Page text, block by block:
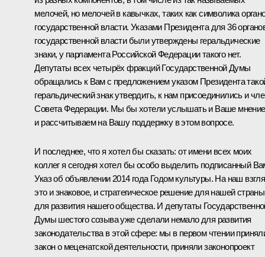
мелочей, но мелочей в кавычках, таких как символика
государственной власти. Указами Президента для 36
государственной власти были утверждены геральдические
знаки, у парламента Российской Федерации такого нет.
Депутаты всех четырёх фракций Государственной Думы
обращались к Вам с предложением указом Президента
геральдический знак утвердить, к нам присоединились и
Совета Федерации. Мы бы хотели услышать и Ваше мнение
и рассчитываем на Вашу поддержку в этом вопросе.
И последнее, что я хотел бы сказать: от имени всех моих
коллег я сегодня хотел бы особо выделить подписанный
Указ об объявлении 2014 года Годом культуры. На наш
это и знаковое, и стратегическое решение для нашей
для развития нашего общества. И депутаты
Думы шестого созыва уже сделали немало для развития
законодательства в этой сфере: мы в первом чтении
закон о меценатской деятельности, приняли законопроект